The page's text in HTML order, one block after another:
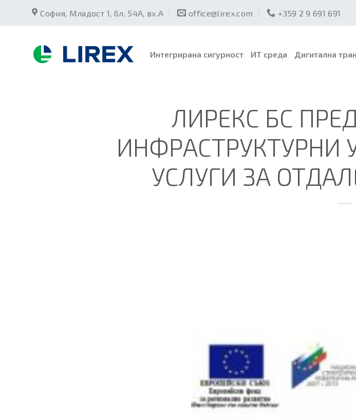
content
София, Младост 1, бл. 54А, вх.А office@lirex.com +359 2 9 691 691
Интегрирана сигурност ИТ среда Дигитална
ЛИРЕКС БС
ИНФРАСТРУКТУРНИ
УСЛУГИ ЗА